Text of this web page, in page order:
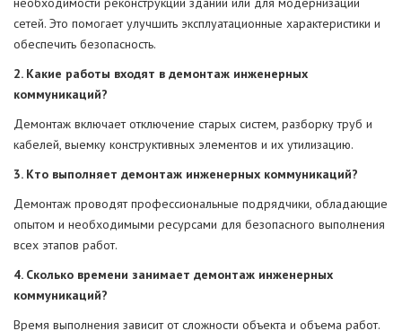
сетей. Это помогает улучшить эксплуатационные характеристики и
обеспечить безопасность.
2. Какие работы входят в демонтаж инженерных
коммуникаций?
Демонтаж включает отключение старых систем, разборку труб и
кабелей, выемку конструктивных элементов и их утилизацию.
3. Кто выполняет демонтаж инженерных коммуникаций?
Демонтаж проводят профессиональные подрядчики, обладающие
опытом и необходимыми ресурсами для безопасного выполнения
всех этапов работ.
4. Сколько времени занимает демонтаж инженерных
коммуникаций?
Время выполнения зависит от сложности объекта и объема работ.